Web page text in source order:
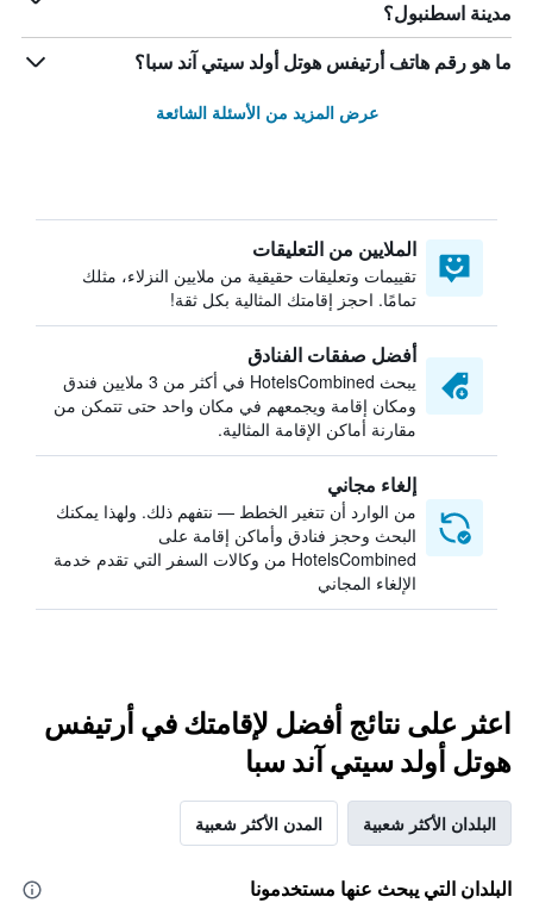
مدينة اسطنبول؟
ما هو رقم هاتف أرتيفس هوتل أولد سيتي آند سبا؟
عرض المزيد من الأسئلة الشائعة
الملايين من التعليقات
تقييمات وتعليقات حقيقية من ملايين النزلاء، مثلك
تمامًا. احجز إقامتك المثالية بكل ثقة!
أفضل صفقات الفنادق
يبحث HotelsCombined في أكثر من 3 ملايين فندق
ومكان إقامة ويجمعهم في مكان واحد حتى تتمكن من
مقارنة أماكن الإقامة المثالية.
إلغاء مجاني
من الوارد أن تتغير الخطط — نتفهم ذلك. ولهذا يمكنك
البحث وحجز فنادق وأماكن إقامة على
HotelsCombined من وكالات السفر التي تقدم خدمة
الإلغاء المجاني
اعثر على نتائج أفضل لإقامتك في أرتيفس
هوتل أولد سيتي آند سبا
البلدان الأكثر شعبية المدن الأكثر شعبية
البلدان التي يبحث عنها مستخدمونا